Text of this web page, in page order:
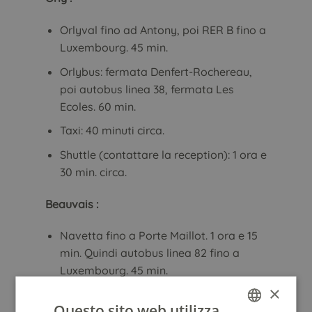
Orlyval fino ad Antony, poi RER B fino a
Luxembourg. 45 min.
Orlybus: fermata Denfert-Rochereau,
poi autobus linea 38, fermata Les
Ecoles. 60 min.
Taxi: 40 minuti circa.
Shuttle (contattare la reception): 1 ora e
30 min. circa.
Beauvais :
Navetta fino a Porte Maillot. 1 ora e 15
min. Quindi autobus linea 82 fino a
Luxembourg. 45 min.
Gare de Lyon : ×